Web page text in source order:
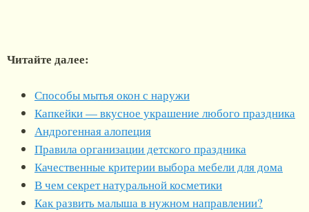
Читайте далее:
Способы мытья окон с наружи
Капкейки — вкусное украшение любого праздника
Андрогенная алопеция
Правила организации детского праздника
Качественные критерии выбора мебели для дома
В чем секрет натуральной косметики
Как развить малыша в нужном направлении?